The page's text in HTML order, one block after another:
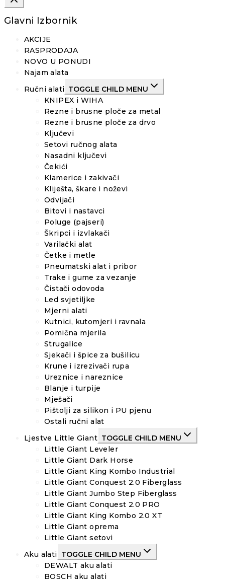
Glavni Izbornik
AKCIJE
RASPRODAJA
NOVO U PONUDI
Najam alata
Ručni alati TOGGLE CHILD MENU
KNIPEX i WIHA
Rezne i brusne ploče za metal
Rezne i brusne ploče za drvo
Ključevi
Setovi ručnog alata
Nasadni ključevi
Čekići
Klamerice i zakivači
Kliješta, škare i noževi
Odvijači
Bitovi i nastavci
Poluge (pajseri)
Škripci i izvlakači
Varilački alat
Četke i metle
Pneumatski alat i pribor
Trake i gume za vezanje
Čistači odovoda
Led svjetiljke
Mjerni alati
Kutnici, kutomjeri i ravnala
Pomična mjerila
Strugalice
Sjekači i špice za bušilicu
Krune i izrezivači rupa
Ureznice i nareznice
Blanje i turpije
Mješači
Pištolji za silikon i PU pjenu
Ostali ručni alat
Ljestve Little Giant TOGGLE CHILD MENU
Little Giant Leveler
Little Giant Dark Horse
Little Giant King Kombo Industrial
Little Giant Conquest 2.0 Fiberglass
Little Giant Jumbo Step Fiberglass
Little Giant Conquest 2.0 PRO
Little Giant King Kombo 2.0 XT
Little Giant oprema
Little Giant setovi
Aku alati TOGGLE CHILD MENU
DEWALT aku alati
BOSCH aku alati